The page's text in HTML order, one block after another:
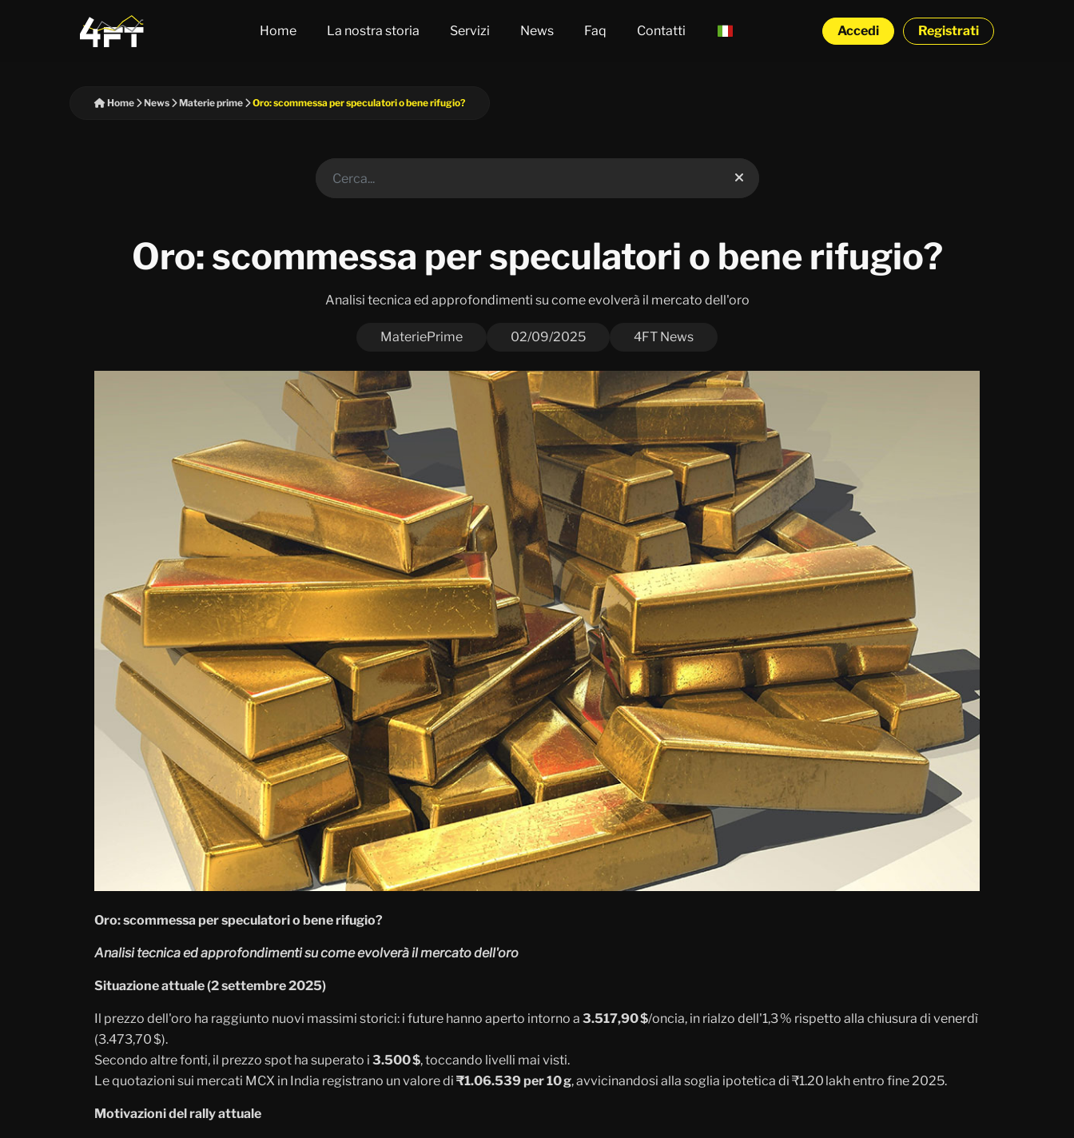
Home La nostra storia Servizi News Faq Contatti Accedi Registrati
Home News Materie prime Oro: scommessa per speculatori o bene rifugio?
Oro: scommessa per speculatori o bene rifugio?
Analisi tecnica ed approfondimenti su come evolverà il mercato dell'oro
MateriePrime 02/09/2025 4FT News
Oro: scommessa per speculatori o bene rifugio?
Analisi tecnica ed approfondimenti su come evolverà il mercato dell'oro
Situazione attuale (2 settembre 2025)
Il prezzo dell'oro ha raggiunto nuovi massimi storici: i future hanno aperto intorno a 3.517,90 $/oncia, in rialzo dell'1,3 % rispetto alla chiusura di venerdì
(3.473,70 $).
Secondo altre fonti, il prezzo spot ha superato i 3.500 $, toccando livelli mai visti.
Le quotazioni sui mercati MCX in India registrano un valore di ₹1.06.539 per 10 g, avvicinandosi alla soglia ipotetica di ₹1.20 lakh entro fine 2025.
Motivazioni del rally attuale